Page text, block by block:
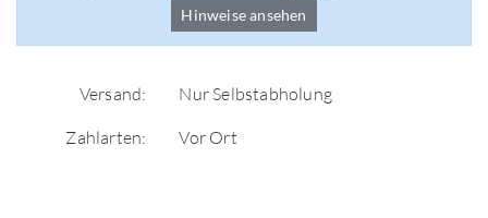
Hinweise ansehen
Versand:
Nur Selbstabholung
Zahlarten:
Vor Ort